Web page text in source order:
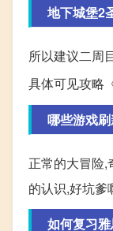
地下城堡2
所以建议二周
具体可见攻略
哪些游戏
正常的大冒险
的认识,好坑爹
如何复习